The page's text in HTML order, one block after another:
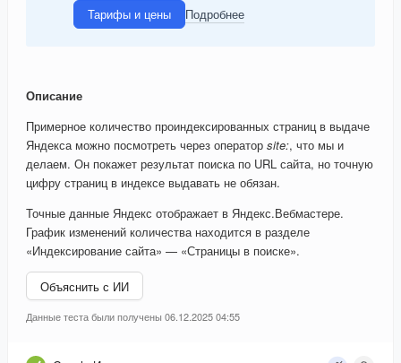
Тарифы и цены
Подробнее
Описание
Примерное количество проиндексированных страниц в выдаче
Яндекса можно посмотреть через оператор site:, что мы и
делаем. Он покажет результат поиска по URL сайта, но точную
цифру страниц в индексе выдавать не обязан.
Точные данные Яндекс отображает в Яндекс.Вебмастере.
График изменений количества находится в разделе
«Индексирование сайта» — «Страницы в поиске».
Объяснить с ИИ
Данные теста были получены 06.12.2025 04:55